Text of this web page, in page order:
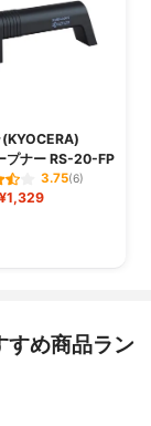
プナー RS-20-FP
3.75(6)
¥1,329
すめ商品ラン